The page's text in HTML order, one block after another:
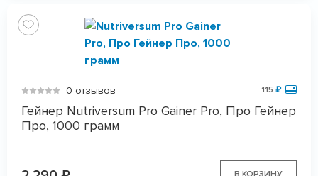
0 отзывов 115 ₽
Гейнер Nutriversum Pro Gainer Pro, Про Гейнер
Про, 1000 грамм